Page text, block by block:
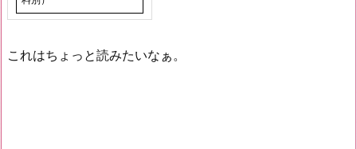
これはちょっと読みたいなぁ。